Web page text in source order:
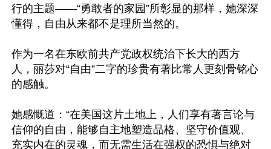
行的主题——“勇敢者的家园”所彰显的那样，她深深
懂得，自由从来都不是理所当然的。
作为一名在东欧前共产党政权统治下长大的西方
人，丽莎对“自由”二字的珍贵有著比常人更刻骨铭心
的感触。
她感慨道：“在美国这片土地上，人们享有著言论与
信仰的自由，能够自主地塑造品格、坚守价值观、
充实内在的灵魂，而无需生活在强权的恐惧与绝对